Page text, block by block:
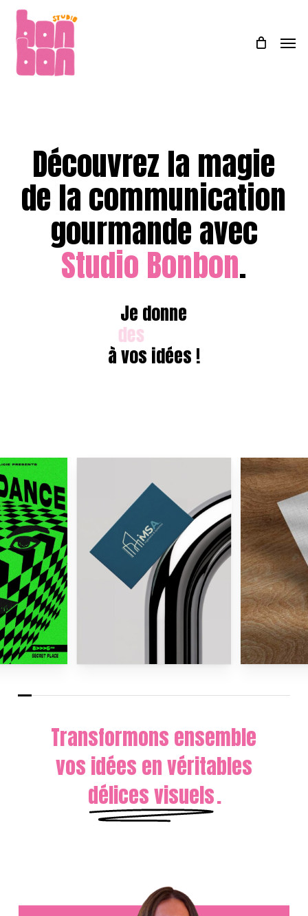
Skip
main
content
Découvrez la magie
de la communication
gourmande avec
Studio Bonbon.
Je donne
du peps
àvos idées !
Transformons ensemble
vos idées en véritables
délices visuels.